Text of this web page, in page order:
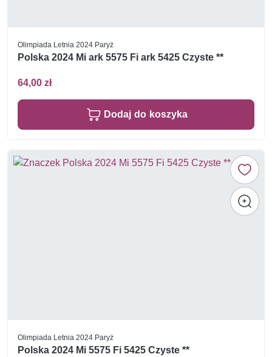
Olimpiada Letnia 2024 Paryż
Polska 2024 Mi ark 5575 Fi ark 5425 Czyste **
64,00 zł
Dodaj do koszyka
Olimpiada Letnia 2024 Paryż
Polska 2024 Mi 5575 Fi 5425 Czyste **